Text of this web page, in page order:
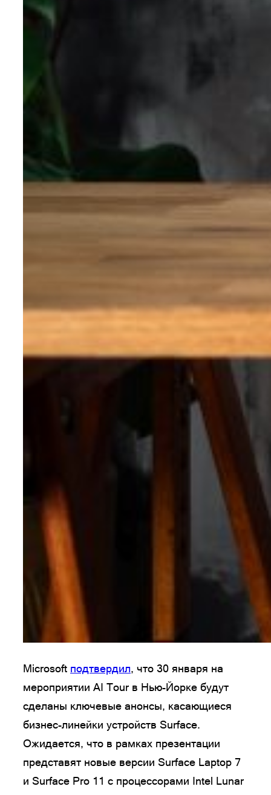
Microsoft подтвердил, что 30 января на
мероприятии AI Tour в Нью-Йорке будут
сделаны ключевые анонсы, касающиеся
бизнес-линейки устройств Surface.
Ожидается, что в рамках презентации
представят новые версии Surface Laptop 7
и Surface Pro 11 с процессорами Intel Lunar